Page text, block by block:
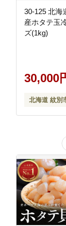
30-125 北海
産ホタテ玉
ズ(1kg)
30,000
北海道 紋別